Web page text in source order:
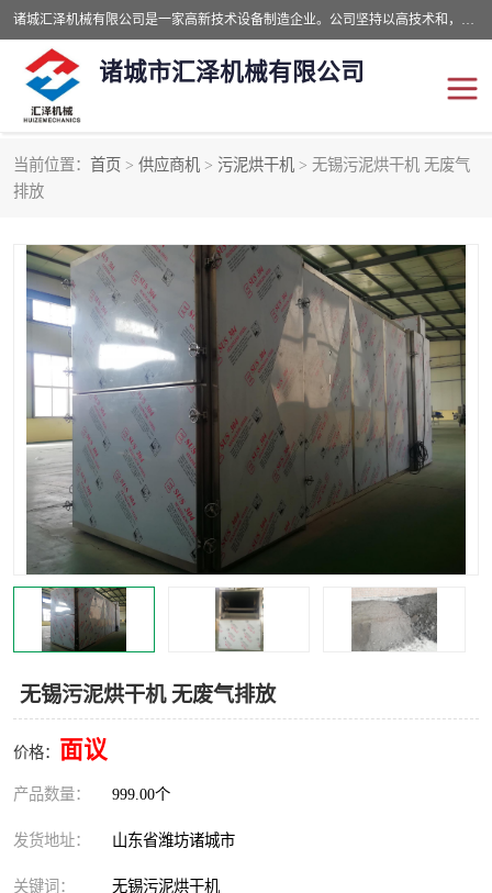
诸城汇泽机械有限公司是一家高新技术设备制造企业。公司坚持以高技术和，高服务于用户，以的环保机械制造设备赢的用户的信赖。现在主要生产死亡畜禽无害化处理和立式和卧式有机肥设备，搅拌机，烘干机，高温发酵机等。污水处理设备，固液分离机。气浮机，化制机等。公司秉承品质，用户至上，科技创新的经营理。
诸城市汇泽机械有限公司
当前位置： 首页 > 供应商机 > 污泥烘干机 > 无锡污泥烘干机 无废气
排放
无锡污泥烘干机 无废气排放
价格： 面议
产品数量： 999.00个
发货地址： 山东省潍坊诸城市
关键词： 无锡污泥烘干机
发酵设备
鸡粪发酵机 有机肥设备
纳米膜好氧发酵堆肥机 粪污烘干酶体机
膜式堆肥机 纳米膜发酵
膜式发酵仓 分子膜堆肥仓
分子膜发酵堆肥设备